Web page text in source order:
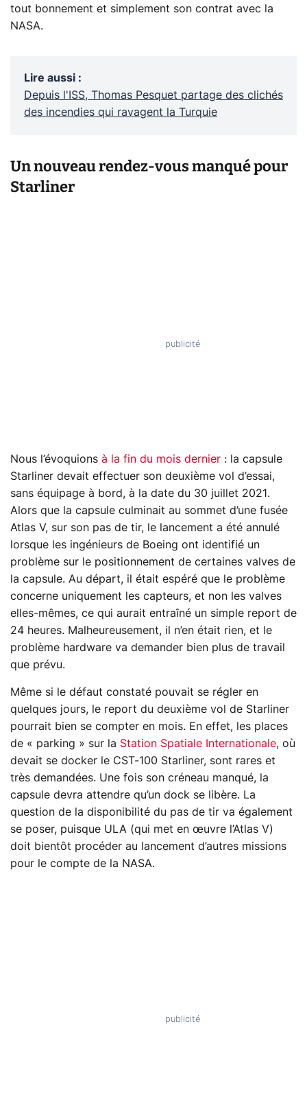
tout bonnement et simplement son contrat avec la
NASA.
Lire aussi :
Depuis l'ISS, Thomas Pesquet partage des clichés
des incendies qui ravagent la Turquie
Un nouveau rendez-vous manqué pour
Starliner
Nous l’évoquions à la fin du mois dernier : la capsule
Starliner devait effectuer son deuxième vol d’essai,
sans équipage à bord, à la date du 30 juillet 2021.
Alors que la capsule culminait au sommet d’une fusée
Atlas V, sur son pas de tir, le lancement a été annulé
lorsque les ingénieurs de Boeing ont identifié un
problème sur le positionnement de certaines valves de
la capsule. Au départ, il était espéré que le problème
concerne uniquement les capteurs, et non les valves
elles-mêmes, ce qui aurait entraîné un simple report de
24 heures. Malheureusement, il n’en était rien, et le
problème hardware va demander bien plus de travail
que prévu.
Même si le défaut constaté pouvait se régler en
quelques jours, le report du deuxième vol de Starliner
pourrait bien se compter en mois. En effet, les places
de « parking » sur la Station Spatiale Internationale, où
devait se docker le CST-100 Starliner, sont rares et
très demandées. Une fois son créneau manqué, la
capsule devra attendre qu’un dock se libère. La
question de la disponibilité du pas de tir va également
se poser, puisque ULA (qui met en œuvre l’Atlas V)
doit bientôt procéder au lancement d’autres missions
pour le compte de la NASA.